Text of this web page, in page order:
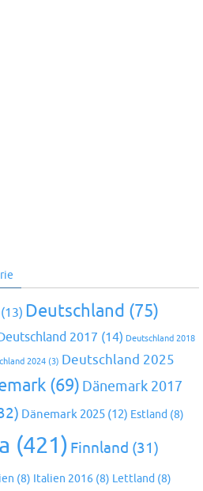
(13) Deutschland (75)
2017 (14) Deutschland 2018
2024 (3) Deutschland 2025
(69) Dänemark 2017
Dänemark 2025 (12) Estland (8)
(421) Finnland (31)
(8) Italien 2016 (8) Lettland (8)